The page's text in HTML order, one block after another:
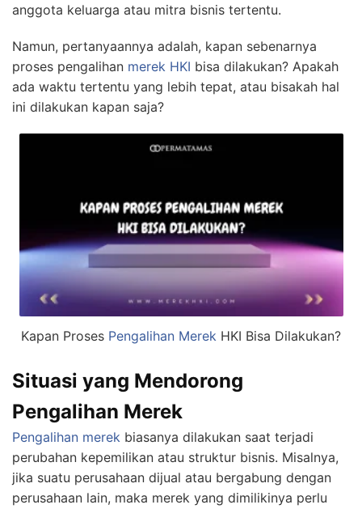
anggota keluarga atau mitra bisnis tertentu.
Namun, pertanyaannya adalah, kapan sebenarnya
proses pengalihan merek HKI bisa dilakukan? Apakah
ada waktu tertentu yang lebih tepat, atau bisakah hal
ini dilakukan kapan saja?
Kapan Proses Pengalihan Merek HKI Bisa Dilakukan?
Situasi yang Mendorong
Pengalihan Merek
Pengalihan merek biasanya dilakukan saat terjadi
perubahan kepemilikan atau struktur bisnis. Misalnya,
jika suatu perusahaan dijual atau bergabung dengan
perusahaan lain, maka merek yang dimilikinya perlu